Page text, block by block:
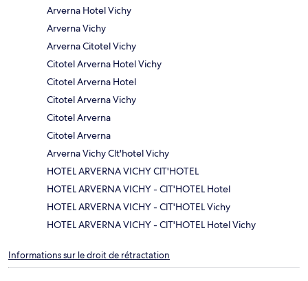
Arverna Hotel Vichy
Arverna Vichy
Arverna Citotel Vichy
Citotel Arverna Hotel Vichy
Citotel Arverna Hotel
Citotel Arverna Vichy
Citotel Arverna
Citotel Arverna
Arverna Vichy Clt'hotel Vichy
HOTEL ARVERNA VICHY ClT'HOTEL
HOTEL ARVERNA VICHY - ClT'HOTEL Hotel
HOTEL ARVERNA VICHY - ClT'HOTEL Vichy
HOTEL ARVERNA VICHY - ClT'HOTEL Hotel Vichy
Informations sur le droit de rétractation